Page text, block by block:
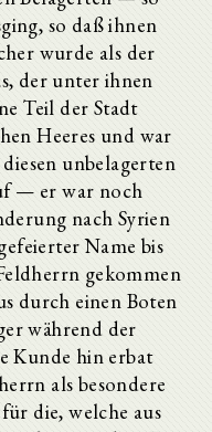
so daß ihnen
wurde als der
der unter ihnen
Teil der Stadt
Heeres und war
unbelagerten
— er war noch
nach Syrien
Name bis
gekommen
durch einen Boten
während der
Kunde hin erbat
als besondere
die, welche aus